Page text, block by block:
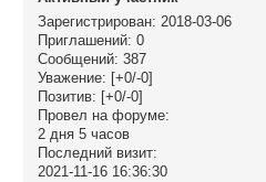
Зарегистрирован: 2018-03-06
Приглашений: 0
Сообщений: 387
Уважение: [+0/-0]
Позитив: [+0/-0]
Провел на форуме:
2 дня 5 часов
Последний визит:
2021-11-16 16:36:30